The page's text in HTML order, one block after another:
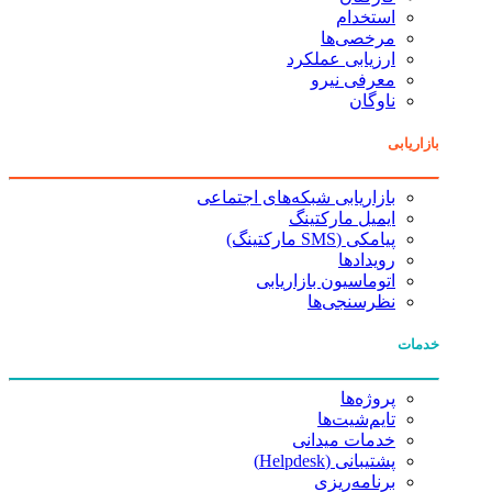
استخدام
مرخصی‌ها
ارزیابی عملکرد
معرفی نیرو
ناوگان
بازاریابی
بازاریابی شبکه‌های اجتماعی
ایمیل مارکتینگ
پیامکی (SMS مارکتینگ)
رویدادها
اتوماسیون بازاریابی
نظرسنجی‌ها
خدمات
پروژه‌ها
تایم‌شیت‌ها
خدمات میدانی
پشتیبانی (Helpdesk)
برنامه‌ریزی